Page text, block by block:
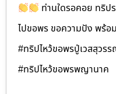
ท่านใดรอคอย ทริป
ไปขอพร ขอความปัง พร้อ
#ทริปไหว้ขอพรปู่เวสสุวร
#ทริปไหว้ขอพรพญานาค